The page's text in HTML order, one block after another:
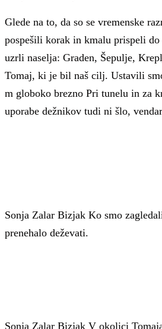
Glede na to, da so se vremenske
pospešili korak in kmalu prispeli do
uzrli naselja: Graden, Šepulje,
Tomaj, ki je bil naš cilj. Ustavili
m globoko brezno Pri tunelu in za
uporabe dežnikov tudi ni šlo,
Sonja Zalar Bizjak Ko smo
prenehalo deževati.
Sonja Zalar Bizjak V okolici